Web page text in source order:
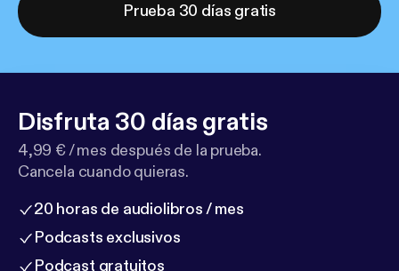
Prueba 30 días gratis
Disfruta 30 días gratis
4,99 € / mes después de la prueba.
Cancela cuando quieras.
20 horas de audiolibros / mes
Podcasts exclusivos
Podcast gratuitos